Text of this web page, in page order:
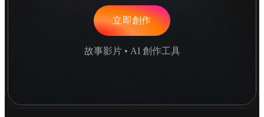
立即創作
故事影片 • AI 創作工具